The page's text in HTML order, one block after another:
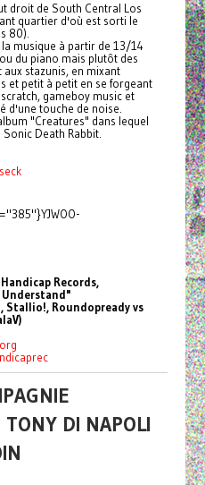
droit de South Central Los
quartier d'où est sorti le
80).
musique à partir de 13/14
du piano mais plutôt des
stazunis, en mixant
et petit à petit en se forgeant
gameboy music et
d'une touche de noise.
"Creatures" dans lequel
Death Rabbit.
Records,
Understand"
Stallio!, Roundopready vs
TONY DI NAPOLI